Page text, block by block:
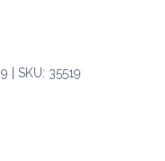
| SKU: 35519